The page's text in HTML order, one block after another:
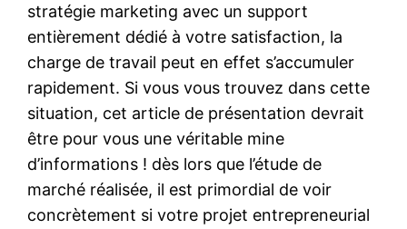
stratégie marketing avec un support
entièrement dédié à votre satisfaction, la
charge de travail peut en effet s’accumuler
rapidement. Si vous vous trouvez dans cette
situation, cet article de présentation devrait
être pour vous une véritable mine
d’informations ! dès lors que l’étude de
marché réalisée, il est primordial de voir
concrètement si votre projet entrepreneurial